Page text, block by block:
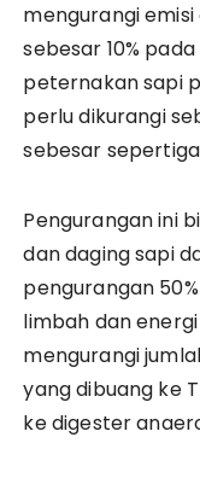
mengurangi
sebesar 10%
peternakan sapi
perlu dikurangi
sebesar
Pengurangan ini
dan daging sapi
pengurangan
limbah dan
mengurangi
yang dibuang ke
ke digester